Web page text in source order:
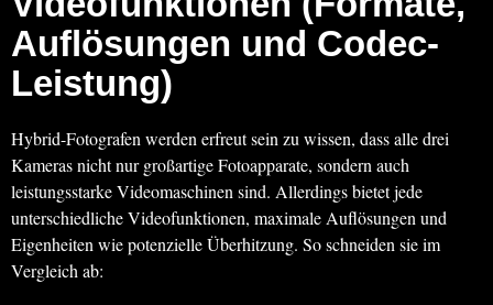
Auflösungen und Codec-
Leistung)
Hybrid-Fotografen werden erfreut sein zu wissen, dass alle drei
Kameras nicht nur großartige Fotoapparate, sondern auch
leistungsstarke Videomaschinen sind. Allerdings bietet jede
unterschiedliche Videofunktionen, maximale Auflösungen und
Eigenheiten wie potenzielle Überhitzung. So schneiden sie im
Vergleich ab: